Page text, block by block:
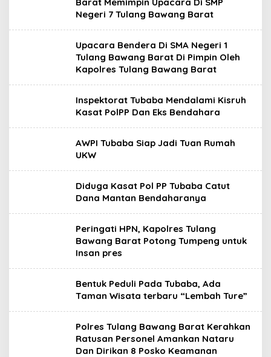
Negeri 7 Tulang Bawang Barat
Upacara Bendera Di SMA Negeri 1
Tulang Bawang Barat Di Pimpin Oleh
Kapolres Tulang Bawang Barat
Inspektorat Tubaba Mendalami Kisruh
Kasat PolPP Dan Eks Bendahara
AWPI Tubaba Siap Jadi Tuan Rumah
UKW
Diduga Kasat Pol PP Tubaba Catut
Dana Mantan Bendaharanya
Peringati HPN, Kapolres Tulang
Bawang Barat Potong Tumpeng untuk
Insan pres
Bentuk Peduli Pada Tubaba, Ada
Taman Wisata terbaru “Lembah Ture”
Polres Tulang Bawang Barat Kerahkan
Ratusan Personel Amankan Nataru
Dan Dirikan 8 Posko Keamanan